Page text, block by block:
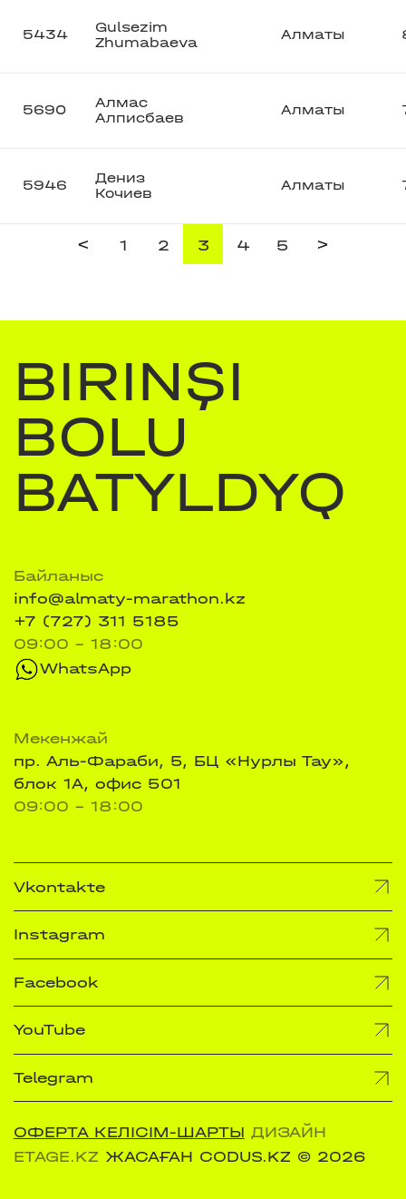
5434
Gulsezim
Zhumabaeva
Алматы
5690
Алмас
Алписбаев
Алматы
5946
Дениз
Кочиев
Алматы
< 1 2 3 4 5 >
BIRINŞI
BOLU
BATYLDYQ
Байланыс
info@almaty-marathon.kz
+7 (727) 311 5185
09:00 - 18:00
WhatsApp
Мекенжай
пр. Аль-Фараби, 5, БЦ «Нурлы Тау»,
блок 1А, офис 501
09:00 - 18:00
Vkontakte
Instagram
Facebook
YouTube
Telegram
ОФЕРТА КЕЛІСІМ-ШАРТЫ ДИЗАЙН
ETAGE.KZ ЖАСАҒАН CODUS.KZ © 2026